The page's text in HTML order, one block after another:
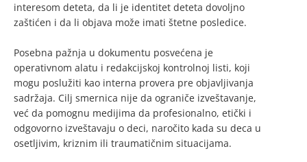
interesom deteta, da li je identitet deteta dovoljno
zaštićen i da li objava može imati štetne posledice.
Posebna pažnja u dokumentu posvećena je
operativnom alatu i redakcijskoj kontrolnoj listi, koji
mogu poslužiti kao interna provera pre objavljivanja
sadržaja. Cilj smernica nije da ograniče izveštavanje,
već da pomognu medijima da profesionalno, etički i
odgovorno izveštavaju o deci, naročito kada su deca u
osetljivim, kriznim ili traumatičnim situacijama.